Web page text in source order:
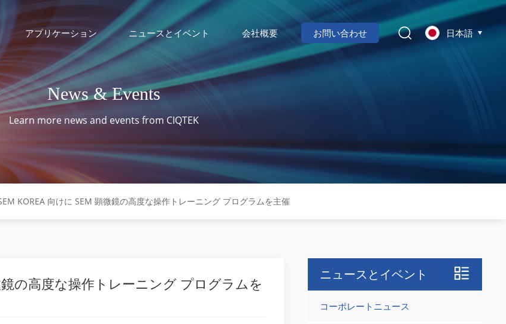
アプリケーション ニュースとイベント 会社概要 お問い合わせ 日本語
News & Events
Learn more news and events from CIQTEK
KOREA 向けに SEM 顕微鏡の高度な操作トレーニング プログラムを主催
の高度な操作トレーニング プログラムを
ニュースとイベント
コーポレートニュース